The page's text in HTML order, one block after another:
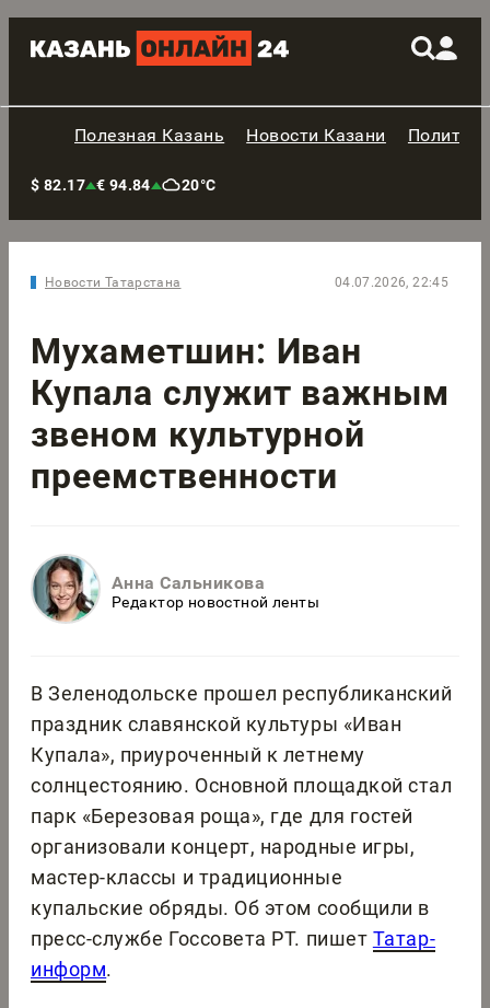
Полезная Казань Новости Казани
$ 82.17 € 94.84 20°C
Новости Татарстана 04.07.2026, 22:45
Мухаметшин: Иван
Купала служит важным
звеном культурной
преемственности
Анна Сальникова
Редактор новостной ленты
В Зеленодольске прошел республиканский
праздник славянской культуры «Иван
Купала», приуроченный к летнему
солнцестоянию. Основной площадкой стал
парк «Березовая роща», где для гостей
организовали концерт, народные игры,
мастер-классы и традиционные
купальские обряды. Об этом сообщили в
пресс-службе Госсовета РТ. пишет Татар-
информ.